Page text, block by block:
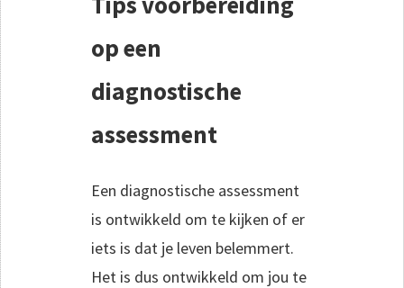
op een
diagnostische
assessment
Een diagnostische assessment
is ontwikkeld om te kijken of er
iets is dat je leven belemmert.
Het is dus ontwikkeld om jou te